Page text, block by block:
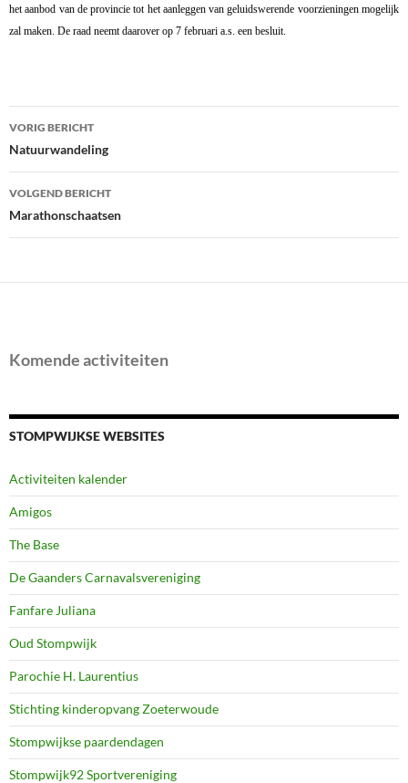
het aanbod van de provincie tot het aanleggen van geluidswerende voorzieningen mogelijk
zal maken. De raad neemt daarover op 7 februari a.s. een besluit.
Bericht
navigatie
VORIG BERICHT
Natuurwandeling
VOLGEND BERICHT
Marathonschaatsen
Komende activiteiten
STOMPWIJKSE WEBSITES
Activiteiten kalender
Amigos
The Base
De Gaanders Carnavalsvereniging
Fanfare Juliana
Oud Stompwijk
Parochie H. Laurentius
Stichting kinderopvang Zoeterwoude
Stompwijkse paardendagen
Stompwijk92 Sportvereniging